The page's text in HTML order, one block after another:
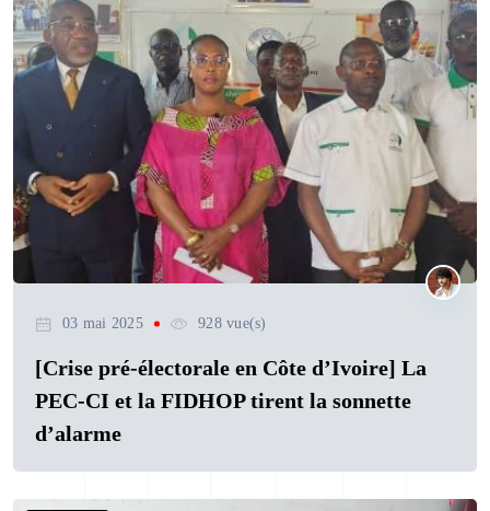
03 mai 2025 928 vue(s)
[Crise pré-électorale en Côte d’Ivoire] La
PEC-CI et la FIDHOP tirent la sonnette
d’alarme